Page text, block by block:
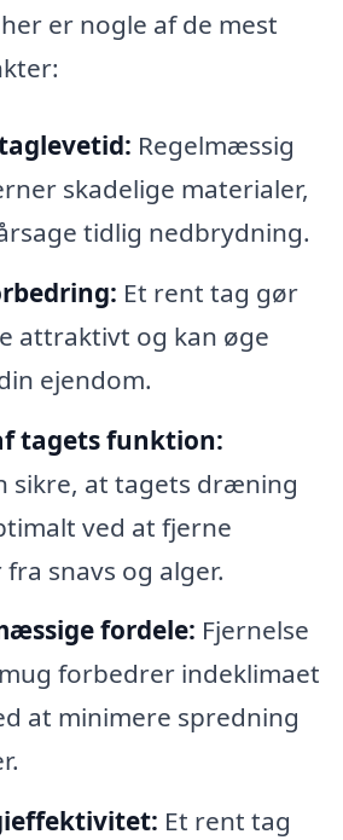
er nogle af de mest
Regelmæssig
skadelige materialer,
tidlig nedbrydning.
Et rent tag gør
attraktivt og kan øge
ejendom.
tagets funktion:
sikre, at tagets dræning
ved at fjerne
snavs og alger.
fordele: Fjernelse
forbedrer indeklimaet
at minimere spredning
Et rent tag